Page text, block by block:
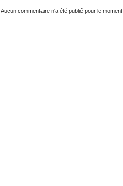
Aucun commentaire n'a été publié pour le moment.